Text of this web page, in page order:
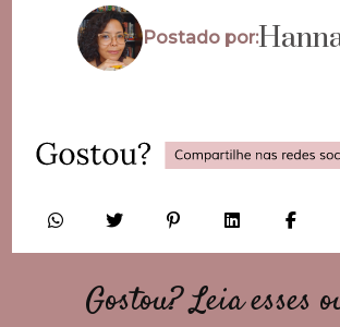
Postado por:
Gostou? Leia esses